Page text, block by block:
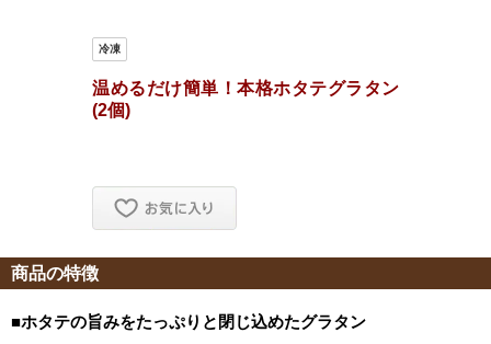
商品の特徴
■ホタテの旨みをたっぷりと閉じ込めたグラタン